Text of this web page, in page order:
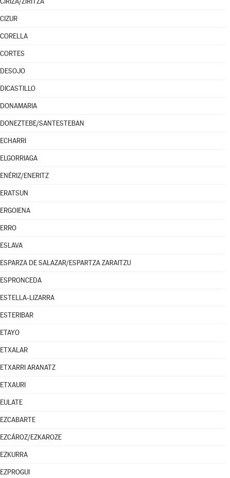
CIZUR
CORELLA
CORTES
DESOJO
DICASTILLO
DONAMARIA
DONEZTEBE/SANTESTEBAN
ECHARRI
ELGORRIAGA
ENÉRIZ/ENERITZ
ERATSUN
ERGOIENA
ERRO
ESLAVA
ESPARZA DE SALAZAR/ESPARTZA ZARAITZU
ESPRONCEDA
ESTELLA-LIZARRA
ESTERIBAR
ETAYO
ETXALAR
ETXARRI ARANATZ
ETXAURI
EULATE
EZCABARTE
EZCÁROZ/EZKAROZE
EZKURRA
EZPROGUI